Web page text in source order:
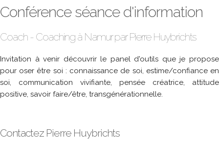
Conférence séance d'information
Coach - Coaching à Namur par Pierre Huybrichts
Invitation à venir découvrir le panel d'outils que je propose
pour oser être soi : connaissance de soi, estime/confiance en
soi, communication vivifiante, pensée créatrice, attitude
positive, savoir faire/être, transgénérationnelle.
Contactez Pierre Huybrichts